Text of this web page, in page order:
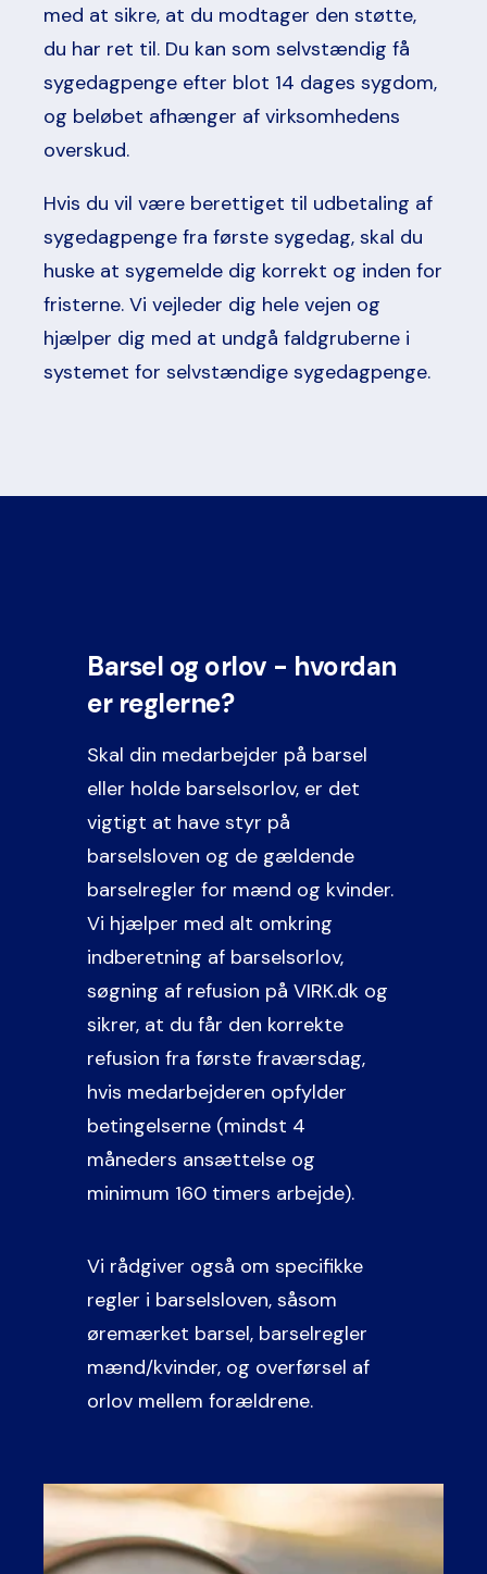
med at sikre, at du modtager den støtte,
du har ret til. Du kan som selvstændig få
sygedagpenge efter blot 14 dages sygdom,
og beløbet afhænger af virksomhedens
overskud.
Hvis du vil være berettiget til udbetaling af
sygedagpenge fra første sygedag, skal du
huske at sygemelde dig korrekt og inden for
fristerne. Vi vejleder dig hele vejen og
hjælper dig med at undgå faldgruberne i
systemet for selvstændige sygedagpenge.
Barsel og orlov - hvordan
er reglerne?
Skal din medarbejder på barsel
eller holde barselsorlov, er det
vigtigt at have styr på
barselsloven og de gældende
barselregler for mænd og kvinder.
Vi hjælper med alt omkring
indberetning af barselsorlov,
søgning af refusion på VIRK.dk og
sikrer, at du får den korrekte
refusion fra første fraværsdag,
hvis medarbejderen opfylder
betingelserne (mindst 4
måneders ansættelse og
minimum 160 timers arbejde).
Vi rådgiver også om specifikke
regler i barselsloven, såsom
øremærket barsel, barselregler
mænd/kvinder, og overførsel af
orlov mellem forældrene.